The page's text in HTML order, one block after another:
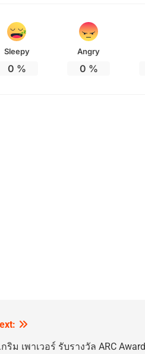
Sleepy
0 %
Angry
0 %
ริม เพาเวอร์ รับรางวัล ARC